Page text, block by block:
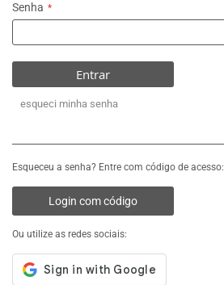
Senha
Entrar
esqueci minha senha
Esqueceu a senha? Entre com código de acesso:
Login com código
Ou utilize as redes sociais: